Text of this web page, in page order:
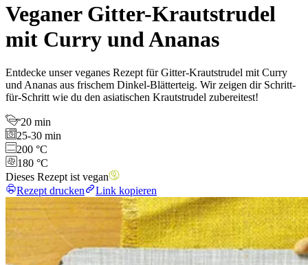
Veganer Gitter-Krautstrudel
mit Curry und Ananas
Entdecke unser veganes Rezept für Gitter-Krautstrudel mit Curry
und Ananas aus frischem Dinkel-Blätterteig. Wir zeigen dir Schritt-
für-Schritt wie du den asiatischen Krautstrudel zubereitest!
20 min
25-30 min
200 °C
180 °C
Dieses Rezept ist vegan
Rezept drucken
Link kopieren